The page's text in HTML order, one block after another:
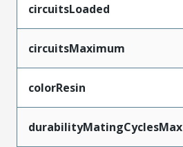
circuitsLoaded
circuitsMaximum
colorResin
durabilityMatingCyclesMax